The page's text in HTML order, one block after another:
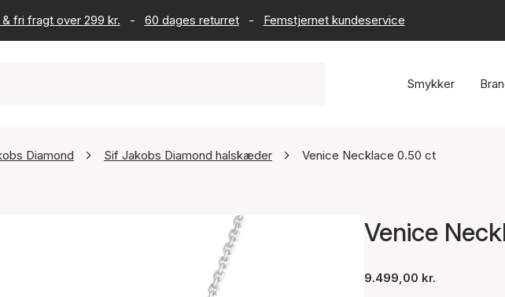
fri fragt over 299 kr. - 60 dages returret - Femstjernet kundeservice
Smykker
Diamond Sif Jakobs Diamond halskæder Venice Necklace 0.50 ct
Venice
9.499,00 kr.